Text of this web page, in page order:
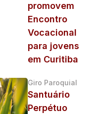
promovem
Encontro
Vocacional
para jovens
em Curitiba
Giro Paroquial
Santuário
Perpétuo